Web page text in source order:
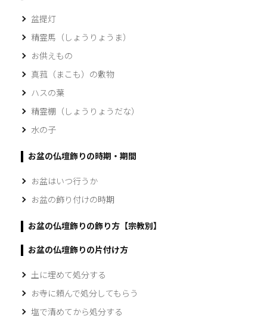
盆提灯
精霊馬（しょうりょうま）
お供えもの
真菰（まこも）の敷物
ハスの葉
精霊棚（しょうりょうだな）
水の子
お盆の仏壇飾りの時期・期間
お盆はいつ行うか
お盆の飾り付けの時期
お盆の仏壇飾りの飾り方【宗教別】
お盆の仏壇飾りの片付け方
土に埋めて処分する
お寺に頼んで処分してもらう
塩で清めてから処分する